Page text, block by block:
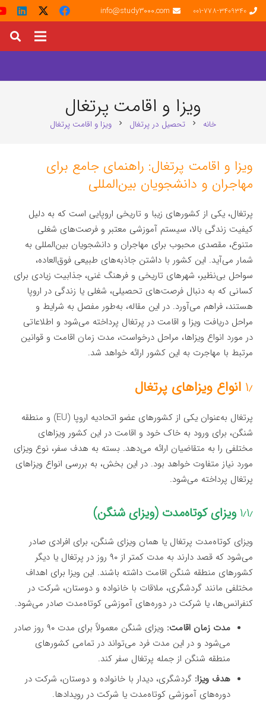
001-778-3409340
info@study3000.com
ویزا و اقامت پرتغال
خانه chevron_right تحصیل در پرتغال chevron_right ویزا و اقامت پرتغال
ویزا و اقامت پرتغال: راهنمای جامع برای
مهاجران و دانشجویان بین‌المللی
پرتغال، یکی از کشورهای زیبا و تاریخی اروپایی است که به دلیل
کیفیت زندگی بالا، سیستم آموزشی معتبر و فرصت‌های شغلی
متنوع، مقصدی محبوب برای مهاجران و دانشجویان بین‌المللی به
شمار می‌آید. این کشور با داشتن جاذبه‌های طبیعی فوق‌العاده،
سواحل بی‌نظیر، شهرهای تاریخی و فرهنگ غنی، جذابیت زیادی برای
کسانی که به دنبال فرصت‌های تحصیلی، شغلی یا زندگی در اروپا
هستند، فراهم می‌آورد. در این مقاله، به‌طور مفصل به شرایط و
مراحل دریافت ویزا و اقامت در پرتغال پرداخته می‌شود و اطلاعاتی
در مورد انواع ویزاها، مراحل درخواست، مدت زمان اقامت و قوانین
مرتبط با مهاجرت به این کشور ارائه خواهد شد.
۱٫ انواع ویزاهای پرتغال
پرتغال به‌عنوان یکی از کشورهای عضو اتحادیه اروپا (EU) و منطقه
شنگن، برای ورود به خاک خود و اقامت در این کشور ویزاهای
مختلفی را به متقاضیان ارائه می‌دهد. بسته به هدف سفر، نوع ویزای
مورد نیاز متفاوت خواهد بود. در این بخش، به بررسی انواع ویزاهای
پرتغال پرداخته می‌شود.
۱٫۱٫ ویزای کوتاه‌مدت (ویزای شنگن)
ویزای کوتاه‌مدت پرتغال یا همان ویزای شنگن، برای افرادی صادر
می‌شود که قصد دارند به مدت کمتر از ۹۰ روز در پرتغال یا دیگر
کشورهای منطقه شنگن اقامت داشته باشند. این ویزا برای اهداف
مختلفی مانند گردشگری، ملاقات با خانواده و دوستان، شرکت در
کنفرانس‌ها، یا شرکت در دوره‌های آموزشی کوتاه‌مدت صادر می‌شود.
مدت زمان اقامت:
ویزای شنگن معمولاً برای مدت ۹۰ روز صادر
می‌شود و در این مدت فرد می‌تواند در تمامی کشورهای
منطقه شنگن از جمله پرتغال سفر کند.
هدف ویزا: گردشگری، دیدار با خانواده و دوستان، شرکت در
دوره‌های آموزشی کوتاه‌مدت یا شرکت در رویدادها.